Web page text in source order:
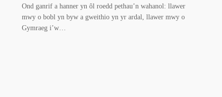
Ond ganrif a hanner yn ôl roedd pethau’n wahanol: llawer
mwy o bobl yn byw a gweithio yn yr ardal, llawer mwy o
Gymraeg i’w…